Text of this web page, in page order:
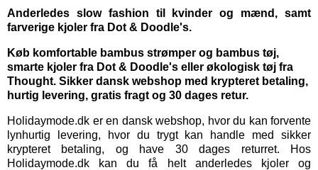
Anderledes slow fashion til kvinder og mænd, samt
farverige kjoler fra Dot & Doodle's.
Køb komfortable bambus strømper og bambus tøj,
smarte kjoler fra Dot & Doodle's eller økologisk tøj fra
Thought. Sikker dansk webshop med krypteret betaling,
hurtig levering, gratis fragt og 30 dages retur.
Holidaymode.dk er en dansk webshop, hvor du kan forvente
lynhurtig levering, hvor du trygt kan handle med sikker
krypteret betaling, og have 30 dages returret. Hos
Holidaymode.dk kan du få helt anderledes kjoler og